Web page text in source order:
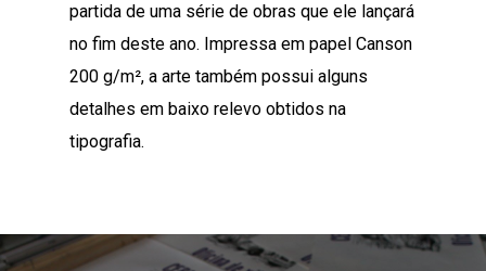
partida de uma série de obras que ele lançará
no fim deste ano. Impressa em papel Canson
200 g/m², a arte também possui alguns
detalhes em baixo relevo obtidos na
tipografia.